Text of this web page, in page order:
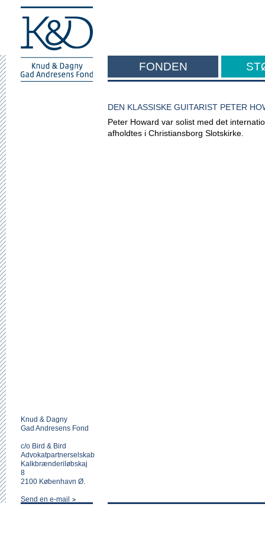
FONDEN
DEN KLASSISKE GUITARIST PETER
Peter Howard var solist med det
afholdtes i Christiansborg Slotskirke.
Knud & Dagny
Gad Andresens Fond
c/o Bird & Bird
Advokatpartnerselskab
Kalkbrænderiløbskaj
8
2100 København Ø.
Send en e-mail